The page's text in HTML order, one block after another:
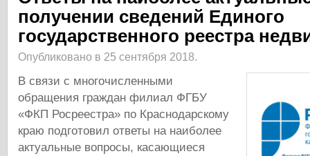
получении сведений Единого
государственного реестра
Опубликовано в 25 сентября 2018.
В связи с многочисленными
обращения граждан филиал ФГБУ
«ФКП Росреестра» по Краснодарскому
краю подготовил ответы на наиболее
актуальные вопросы, касающиеся